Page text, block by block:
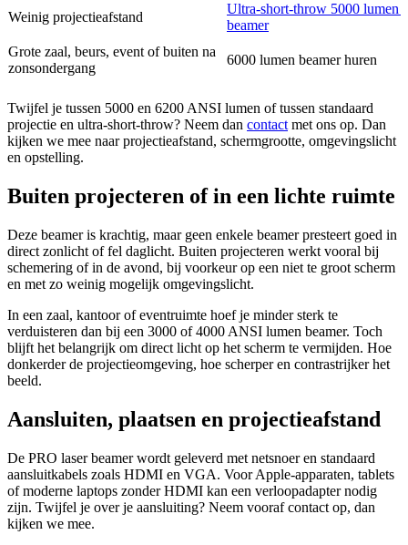
Weinig projectieafstand
Ultra-short-throw 5000 lumen
beamer
Grote zaal, beurs, event of buiten na
zonsondergang
6000 lumen beamer huren
Twijfel je tussen 5000 en 6200 ANSI lumen of tussen standaard
projectie en ultra-short-throw? Neem dan contact met ons op. Dan
kijken we mee naar projectieafstand, schermgrootte, omgevingslicht
en opstelling.
Buiten projecteren of in een lichte ruimte
Deze beamer is krachtig, maar geen enkele beamer presteert goed in
direct zonlicht of fel daglicht. Buiten projecteren werkt vooral bij
schemering of in de avond, bij voorkeur op een niet te groot scherm
en met zo weinig mogelijk omgevingslicht.
In een zaal, kantoor of eventruimte hoef je minder sterk te
verduisteren dan bij een 3000 of 4000 ANSI lumen beamer. Toch
blijft het belangrijk om direct licht op het scherm te vermijden. Hoe
donkerder de projectieomgeving, hoe scherper en contrastrijker het
beeld.
Aansluiten, plaatsen en projectieafstand
De PRO laser beamer wordt geleverd met netsnoer en standaard
aansluitkabels zoals HDMI en VGA. Voor Apple-apparaten, tablets
of moderne laptops zonder HDMI kan een verloopadapter nodig
zijn. Twijfel je over je aansluiting? Neem vooraf contact op, dan
kijken we mee.